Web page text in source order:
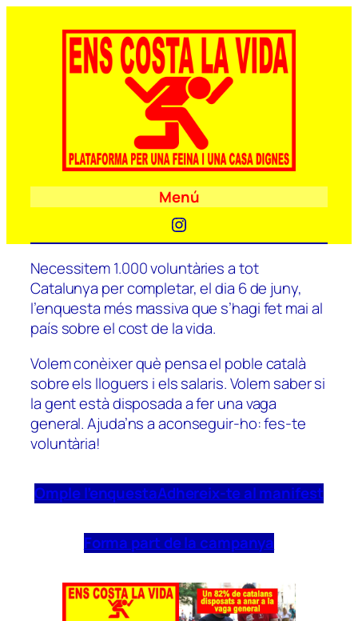
Menú
Instagram
Necessitem 1.000 voluntàries a tot
Catalunya per completar, el dia 6 de juny,
l’enquesta més massiva que s’hagi fet mai al
país sobre el cost de la vida.
Volem conèixer què pensa el poble català
sobre els lloguers i els salaris. Volem saber si
la gent està disposada a fer una vaga
general. Ajuda’ns a aconseguir-ho: fes-te
voluntària!
Omple l’enquestaAdhereix-te al manifest
Forma part de la campanya